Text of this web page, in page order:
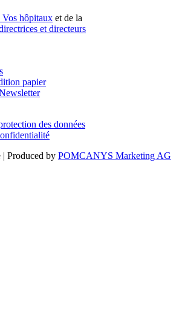
hôpitaux et de la
et directeurs
papier
des données
Produced by POMCANYS Marketing AG